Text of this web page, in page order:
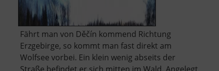
Fährt man von Děčín kommend Richtung
Erzgebirge, so kommt man fast direkt am
Wolfsee vorbei. Ein klein wenig abseits der